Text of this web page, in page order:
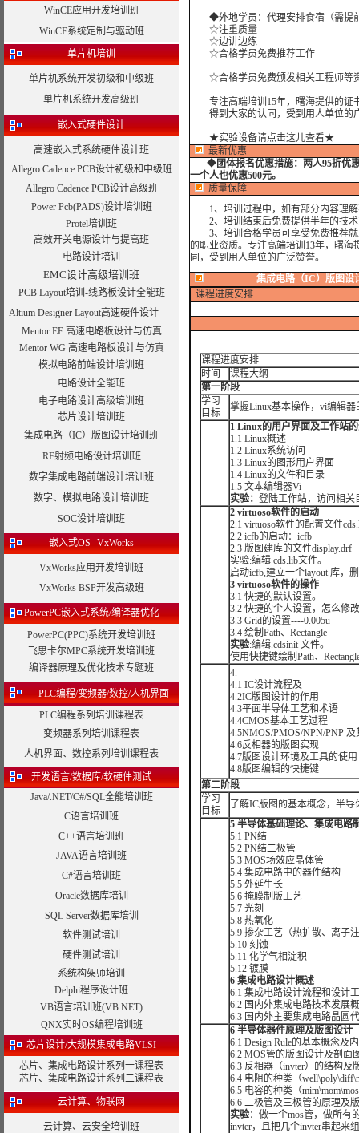
WinCE应用开发培训班
WinCE系统定制与驱动班
单片机培训
单片机系统开发初级和中级班
单片机系统开发高级班
嵌入式硬件设计
高速嵌入式系统硬件设计班
Allegro Cadence PCB设计初级和中级班
Allegro Cadence PCB设计高级班
Power Pcb(PADS)设计培训班
Protel培训班
高效开关电源设计与提高班
电路设计培训
EMC设计高级培训班
PCB Layout培训-线路板设计全能班
Altium Designer Layout高速硬件设计
Mentor EE 高速电路板设计与仿真
Mentor WG 高速电路板设计与仿真
模拟电路前端设计培训班
电路设计全能班
电子电路设计高级培训班
芯片设计培训班
集成电路（IC）版图设计培训班
RF射频电路设计培训班
数字集成电路前端设计培训班
数字、模拟电路设计培训班
SOC设计培训班
嵌入式OS--VxWorks
VxWorks应用开发培训班
VxWorks BSP开发高级班
PowerPC嵌入式系统/编译器优化
PowerPC(PPC)系统开发培训班
飞思卡尔MPC系统开发培训班
编译器原理及优化技术专题班
PLC编程/变频器/数控/人机界面
PLC编程系列培训课程表
变频器系列培训课程表
人机界面、数控系列培训课程表
开发语言/数据库/软硬件测试
Java/.NET/C#/SQL全能培训班
C语言培训班
C++语言培训班
JAVA语言培训班
C#语言培训班
Oracle数据库培训
SQL Server数据库培训
软件测试培训
硬件测试培训
系统构架师培训
Delphi程序设计班
VB语言培训班(VB.NET)
QNX实时OS编程培训班
芯片设计/大规模集成电路VLSI
芯片、集成电路设计系列一课程表
芯片、集成电路设计系列二课程表
云计算、物联网
云计算、云安全培训班
◆外地学员：代理安排食宿（需提
☆注重质量
☆边讲边练
☆合格学员免费推荐工作
☆合格学员免费颁发相关工程师等
专注高端培训15年，曙海提供的证
得到大家的认同，受到用人单位的
★实验设备请点击这儿查看★
最新优惠
◆团体报名优惠措施： 两人95折优
一个人也优惠500元。
质量保障
1、培训过程中，如有部分内容理解
2、培训结束后免费提供半年的技术
3、培训合格学员可享受免费推荐就
的职业资质。专注高端培训13年，曙
同，受到用人单位的广泛赞誉。
集成电路（IC）版图设
课程进度安排
课程进度安排
时间
课程大纲
第一阶段
学习
目标
掌握Linux基本操作，vi编辑
1 Linux的用户界面及工作站
1.1 Linux概述
1.2 Linux系统访问
1.3 Linux的图形用户界面
1.4 Linux的文件和目录
1.5 文本编辑器Vi
实验： 登陆工作站，访问相关
2 virtuoso软件的启动
2.1 virtuoso软件的配置文件
2.2 icfb的启动：icfb
2.3 版图建库的文件display.drf
实验:编辑 cds.lib文件。
启动icfb,建立一个layout 库，
3 virtuoso软件的操作
3.1 快捷的默认设置。
3.2 快捷的个人设置，怎么修
3.3 Grid的设置----0.005u
3.4 绘制Path、Rectangle
实验:编辑.cdsinit 文件。
使用快捷键绘制Path、
4.
4.1 IC设计流程及
4.2IC版图设计的作用
4.3平面半导体工艺和术语
4.4CMOS基本工艺过程
4.5NMOS/PMOS/NPN/PNP
4.6反相器的版图实现
4.7版图设计环境及工具的使用
4.8版图编辑的快捷键
第二阶段
学习
目标
了解IC版图的基本概念，半
5 半导体基础理论、集成电路
5.1 PN结
5.2 PN结二极管
5.3 MOS场效应晶体管
5.4 集成电路中的器件结构
5.5 外延生长
5.6 掩膜制版工艺
5.7 光刻
5.8 热氧化
5.9 掺杂工艺（热扩散、离子
5.10 刻蚀
5.11 化学气相淀积
5.12 镀膜
6集成电路设计概述
6.1 集成电路设计流程和设计
6.2 国内外集成电路技术发展
6.3 国内外主要集成电路晶圆
6半导体器件原理及版图设计
6.1 Design Rule的基本概念及
6.2 MOS管的版图设计及剖面
6.3 反相器（invter）的结构及
6.4 电阻的种类（
6.5 电容的种类（
6.6 二极管及三极管的原理及
实验：做一个mos管，做所有
invter，且把几个invter串起来